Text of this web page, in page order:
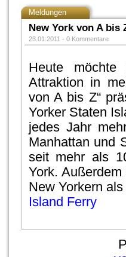
Meldungen
New York von A bis
23.01.2011 - 0 Kommentare
Heute
Attraktion in
von A bis Z“
Yorker Staten
jedes Jahr
Manhattan und
seit mehr als
York.
New Yorkern
Island Ferry